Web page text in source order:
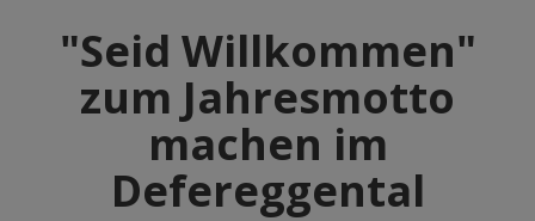
"Seid Willkommen"
zum Jahresmotto
machen im
Defereggental